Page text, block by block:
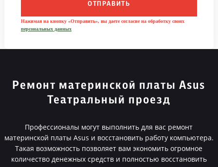
ОТПРАВИТЬ
Нажимая на кнопку «Отправить», вы даете согласие на обработку своих
персональных данных
Ремонт материнской платы Asus
Театральный проезд
Профессионалы могут выполнить для вас ремонт
материнской платы Asus и восстановить работу компьютера.
Такая возможность позволяет вам экономить огромное
количество денежных средств и полностью восстановить